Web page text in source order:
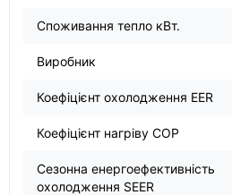
Споживання тепло кВт.
Виробник
Коефіцієнт охолодження EER
Коефіцієнт нагріву COP
Сезонна енергоефективність
охолодження SEER